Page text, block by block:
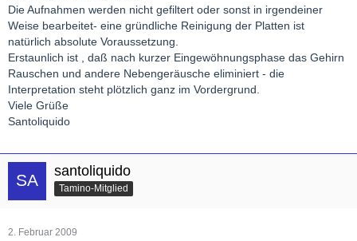
Die Aufnahmen werden nicht gefiltert oder sonst in irgendeiner
Weise bearbeitet- eine gründliche Reinigung der Platten ist
natürlich absolute Voraussetzung.
Erstaunlich ist , daß nach kurzer Eingewöhnungsphase das Gehirn
Rauschen und andere Nebengeräusche eliminiert - die
Interpretation steht plötzlich ganz im Vordergrund.
Viele Grüße
Santoliquido
santoliquido
Tamino-Mitglied
2. Februar 2009